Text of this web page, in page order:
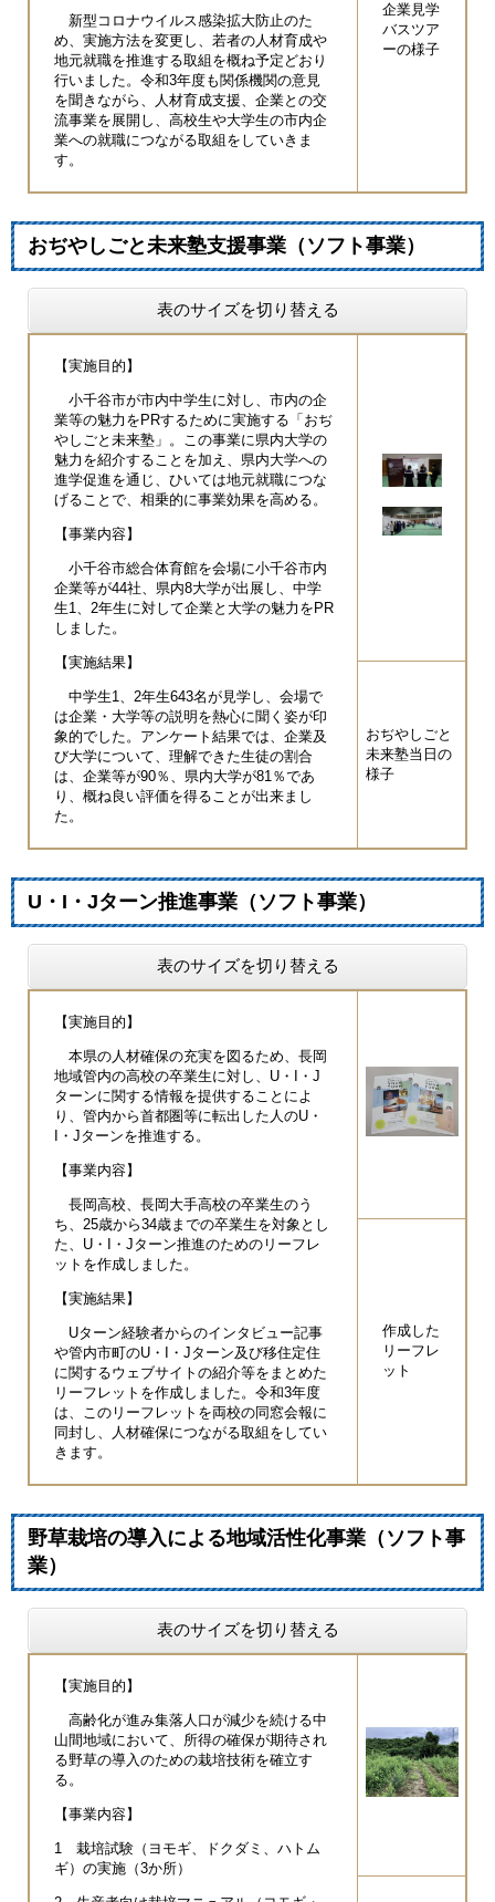
新型コロナウイルス感染拡大防止のた
め、実施方法を変更し、若者の人材育成や
地元就職を推進する取組を概ね予定どおり
行いました。令和3年度も関係機関の意見
を聞きながら、人材育成支援、企業との交
流事業を展開し、高校生や大学生の市内企
業への就職につながる取組をしていきま
す。
企業見学
バスツア
ーの様子
おぢやしごと未来塾支援事業（ソフト事業）
表のサイズを切り替える
【実施目的】
小千谷市が市内中学生に対し、市内の企
業等の魅力をPRするために実施する「おぢ
やしごと未来塾」。この事業に県内大学の
魅力を紹介することを加え、県内大学への
進学促進を通じ、ひいては地元就職につな
げることで、相乗的に事業効果を高める。
【事業内容】
小千谷市総合体育館を会場に小千谷市内
企業等が44社、県内8大学が出展し、中学
生1、2年生に対して企業と大学の魅力をPR
しました。
【実施結果】
中学生1、2年生643名が見学し、会場で
は企業・大学等の説明を熱心に聞く姿が印
象的でした。アンケート結果では、企業及
び大学について、理解できた生徒の割合
は、企業等が90％、県内大学が81％であ
り、概ね良い評価を得ることが出来まし
た。
おぢやしごと
未来塾当日の
様子
U・I・Jターン推進事業（ソフト事業）
表のサイズを切り替える
【実施目的】
本県の人材確保の充実を図るため、長岡
地域管内の高校の卒業生に対し、U・I・J
ターンに関する情報を提供することによ
り、管内から首都圏等に転出した人のU・
I・Jターンを推進する。
【事業内容】
長岡高校、長岡大手高校の卒業生のう
ち、25歳から34歳までの卒業生を対象とし
た、U・I・Jターン推進のためのリーフレ
ットを作成しました。
【実施結果】
Uターン経験者からのインタビュー記事
や管内市町のU・I・Jターン及び移住定住
に関するウェブサイトの紹介等をまとめた
リーフレットを作成しました。令和3年度
は、このリーフレットを両校の同窓会報に
同封し、人材確保につながる取組をしてい
きます。
作成した
リーフレ
ット
野草栽培の導入による地域活性化事業（ソフト事
業）
表のサイズを切り替える
【実施目的】
高齢化が進み集落人口が減少を続ける中
山間地域において、所得の確保が期待され
る野草の導入のための栽培技術を確立す
る。
【事業内容】
1 栽培試験（ヨモギ、ドクダミ、ハトム
ギ）の実施（3か所）